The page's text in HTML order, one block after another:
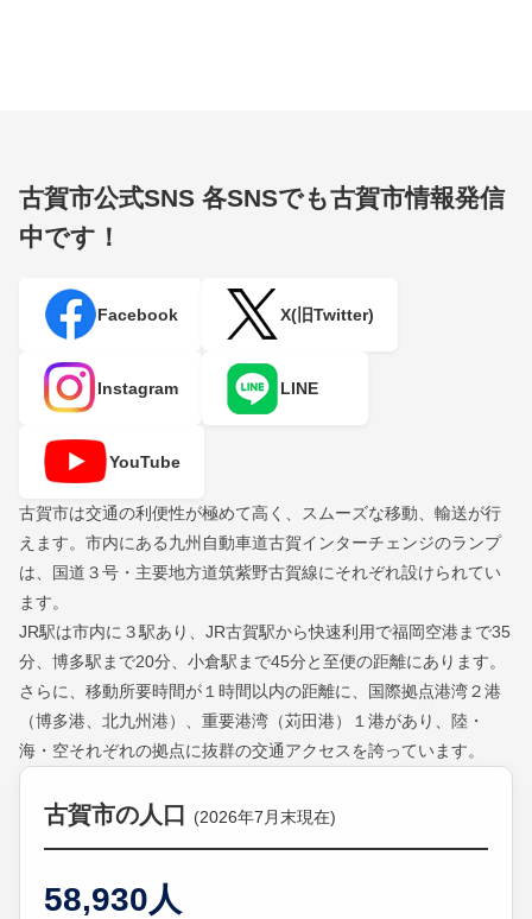
古賀市公式SNS 各SNSでも古賀市情報発信
中です！
Facebook X(旧Twitter)
Instagram LINE
YouTube
古賀市は交通の利便性が極めて高く、スムーズな移動、輸送が行
えます。市内にある九州自動車道古賀インターチェンジのランプ
は、国道３号・主要地方道筑紫野古賀線にそれぞれ設けられてい
ます。
JR駅は市内に３駅あり、JR古賀駅から快速利用で福岡空港まで35
分、博多駅まで20分、小倉駅まで45分と至便の距離にあります。
さらに、移動所要時間が１時間以内の距離に、国際拠点港湾２港
（博多港、北九州港）、重要港湾（苅田港）１港があり、陸・
海・空それぞれの拠点に抜群の交通アクセスを誇っています。
古賀市の人口 (2026年7月末現在)
58,930人